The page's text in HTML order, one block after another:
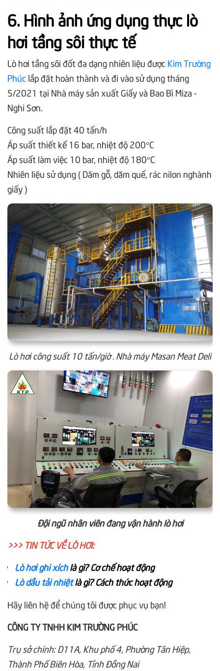
6. Hình ảnh ứng dụng thực lò
hơi tầng sôi thực tế
Lò hơi tầng sôi đốt đa dạng nhiên liệu được Kim Trường
Phúc lắp đặt hoàn thành và đi vào sử dụng tháng
5/2021 tại Nhà máy sản xuất Giấy và Bao Bì Miza -
Nghi Sơn.
Công suất lắp đặt 40 tấn/h
Áp suất thiết kế 16 bar, nhiệt độ 200°C
Áp suất làm việc 10 bar, nhiệt độ 180°C
Nhiên liệu sử dụng ( Dăm gỗ, dăm quế, rác nilon nghành
giấy )
Lò hơi công suất 10 tấn/giờ . Nhà máy Masan Meat Deli
Đội ngũ nhân viên đang vận hành lò hơi
>>> TIN TỨC VỀ LÒ HƠI:
Lò hơi ghi xíchlà gì? Cơ chế hoạt động
Lò dầu tải nhiệtlà gì? Cách thức hoạt động
Hãy liên hệ để chúng tôi được phục vụ bạn!
CÔNG TY TNHH KIM TRƯỜNG PHÚC
Trụ sở chính: D11A, Khu phố 4, Phường Tân Hiệp,
Thành Phố Biên Hòa, Tỉnh Đồng Nai